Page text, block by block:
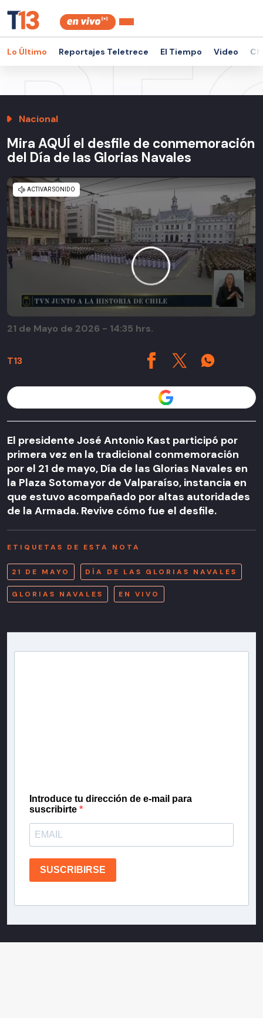
Lo Último Reportajes Teletrece El Tiempo Video
Nacional
Mira AQUÍ el desfile de conmemoración
del Día de las Glorias Navales
T13
21 de Mayo de 2026 - 14:35 hrs.
El presidente José Antonio Kast participó por
primera vez en la tradicional conmemoración
por el 21 de mayo, Día de las Glorias Navales en
la Plaza Sotomayor de Valparaíso, instancia en
que estuvo acompañado por altas autoridades
de la Armada. Revive cómo fue el desfile.
ETIQUETAS DE ESTA NOTA
21 DE MAYO DÍA DE LAS GLORIAS NAVALES
GLORIAS NAVALES EN VIVO
Introduce tu dirección de e-mail para
suscribirte
SUSCRIBIRSE